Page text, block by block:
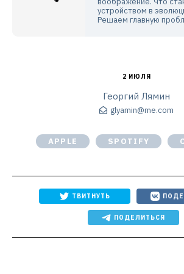
устройством в
Решаем главную
2 ИЮЛЯ
Георгий Лямин
glyamin@me.com
APPLE SPOTIFY
ТВИТНУТЬ
ПОДЕЛИТЬСЯ